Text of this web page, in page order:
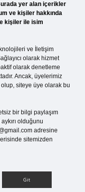
yer alan içerikler
ve kişiler hakkında
kişiler ile isim
ve İletişim
olarak hizmet
olarak denetleme
Ancak, üyelerimiz
siteye üye olarak bu
bir bilgi paylaşım
olduğunu
adresine
sitemizden